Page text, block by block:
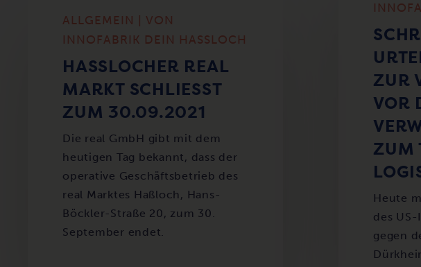
ALLGEMEIN | VON
INNOFABRIK DEIN HASSLOCH
HASSLOCHER REAL M
ARKT SCHLIESST ZU
M 30.09.2021
Die real GmbH gibt mit dem
heutigen Tag bekannt, dass der
operative Geschäftsbetrieb des
real Marktes Haßloch, Hans-
Böckler-Straße 20, zum 30.
September endet.
ZUR
VOR
ZUM
Heute
des
gegen